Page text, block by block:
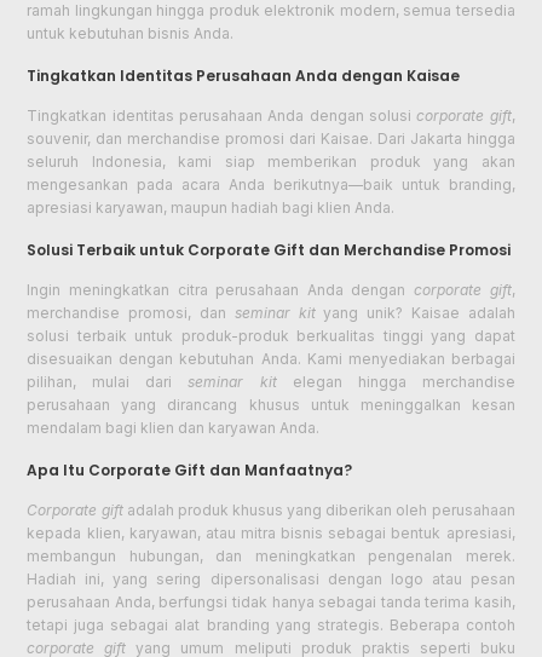
ramah lingkungan hingga produk elektronik modern, semua tersedia
untuk kebutuhan bisnis Anda.
Tingkatkan Identitas Perusahaan Anda dengan Kaisae
Tingkatkan identitas perusahaan Anda dengan solusicorporate gift,
souvenir, dan merchandise promosi dari Kaisae. Dari Jakarta hingga
seluruh Indonesia, kami siap memberikan produk yang akan
mengesankan pada acara Anda berikutnya—baik untuk branding,
apresiasi karyawan, maupun hadiah bagi klien Anda.
Solusi Terbaik untuk Corporate Gift dan Merchandise Promosi
Ingin meningkatkan citra perusahaan Anda dengancorporate gift,
merchandise promosi, dan seminar kityang unik? Kaisae adalah
solusi terbaik untuk produk-produk berkualitas tinggi yang dapat
disesuaikan dengan kebutuhan Anda. Kami menyediakan berbagai
pilihan, mulai dariseminar kitelegan hingga merchandise
perusahaan yang dirancang khusus untuk meninggalkan kesan
mendalam bagi klien dan karyawan Anda.
Apa Itu Corporate Gift dan Manfaatnya?
Corporate giftadalah produk khusus yang diberikan oleh perusahaan
kepada klien, karyawan, atau mitra bisnis sebagai bentuk apresiasi,
membangun hubungan, dan meningkatkan pengenalan merek.
Hadiah ini, yang sering dipersonalisasi dengan logo atau pesan
perusahaan Anda, berfungsi tidak hanya sebagai tanda terima kasih,
tetapi juga sebagai alat branding yang strategis. Beberapa contoh
corporate gift yang umum meliputi produk praktis seperti buku